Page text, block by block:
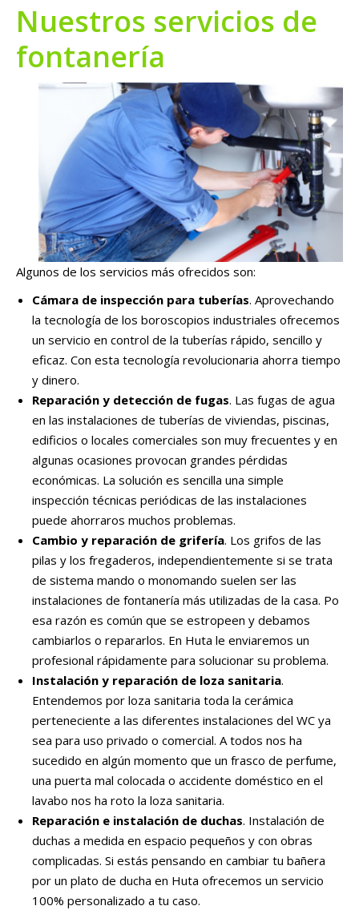
Nuestros servicios de
fontanería
Algunos de los servicios más ofrecidos son:
Cámara de inspección para tuberías. Aprovechando
la tecnología de los boroscopios industriales ofrecemos
un servicio en control de la tuberías rápido, sencillo y
eficaz. Con esta tecnología revolucionaria ahorra tiempo
y dinero.
Reparación y detección de fugas. Las fugas de agua
en las instalaciones de tuberías de viviendas, piscinas,
edificios o locales comerciales son muy frecuentes y en
algunas ocasiones provocan grandes pérdidas
económicas. La solución es sencilla una simple
inspección técnicas periódicas de las instalaciones
puede ahorraros muchos problemas.
Cambio y reparación de grifería. Los grifos de las
pilas y los fregaderos, independientemente si se trata
de sistema mando o monomando suelen ser las
instalaciones de fontanería más utilizadas de la casa. Po
esa razón es común que se estropeen y debamos
cambiarlos o repararlos. En Huta le enviaremos un
profesional rápidamente para solucionar su problema.
Instalación y reparación de loza sanitaria.
Entendemos por loza sanitaria toda la cerámica
perteneciente a las diferentes instalaciones del WC ya
sea para uso privado o comercial. A todos nos ha
sucedido en algún momento que un frasco de perfume,
una puerta mal colocada o accidente doméstico en el
lavabo nos ha roto la loza sanitaria.
Reparación e instalación de duchas. Instalación de
duchas a medida en espacio pequeños y con obras
complicadas. Si estás pensando en cambiar tu bañera
por un plato de ducha en Huta ofrecemos un servicio
100% personalizado a tu caso.